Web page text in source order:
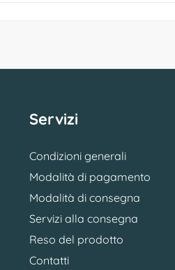
Servizi
Condizioni generali
Modalità di pagamento
Modalità di consegna
Servizi alla consegna
Reso del prodotto
Contatti